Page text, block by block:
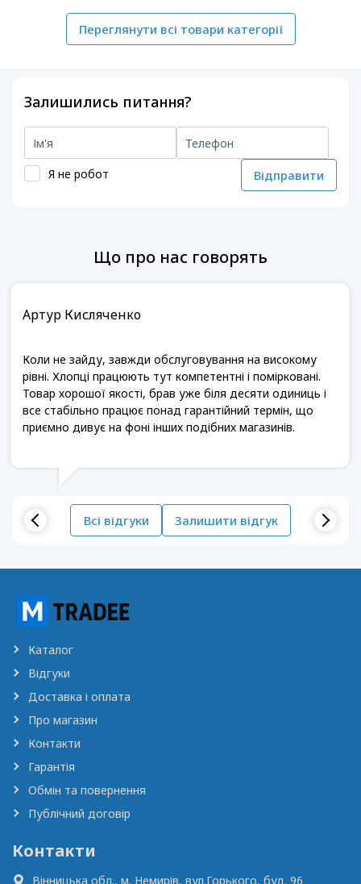
Переглянути всі товари категорії
Залишились питання?
Я не робот Відправити
Що про нас говорять
Артур Кисляченко
Коли не зайду, завжди обслуговування на високому
рівні. Хлопці працюють тут компетентні і помірковані.
Товар хорошої якості, брав уже біля десяти одиниць і
все стабільно працює понад гарантійний термін, що
приємно дивує на фоні інших подібних магазинів.
Всі відгуки Залишити відгук
Каталог
Відгуки
Доставка і оплата
Про магазин
Контакти
Гарантія
Обмін та повернення
Публічний договір
Контакти
Вінницька обл., м. Немирів, вул.Горького, буд. 96